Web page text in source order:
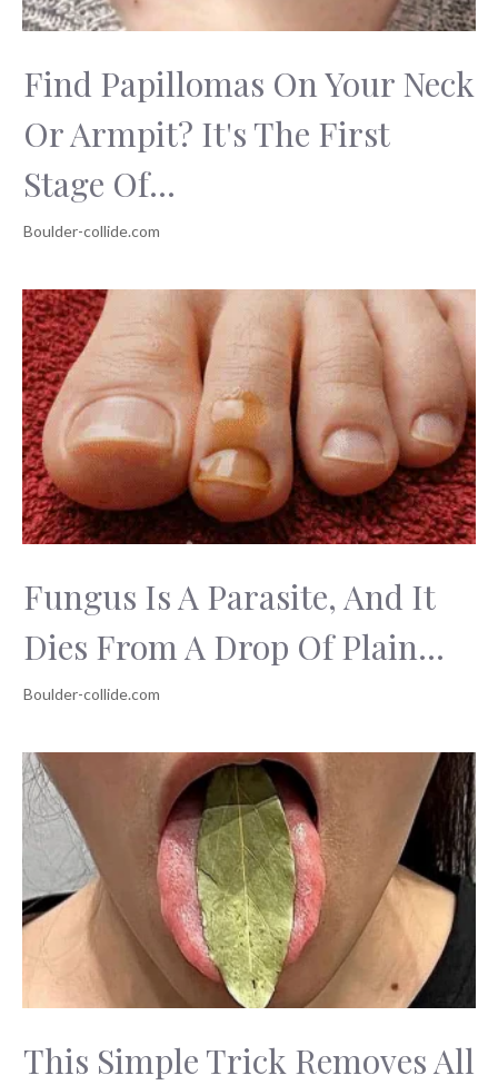
Find Papillomas On Your Neck
Or Armpit? It's The First
Stage Of...
Fungus Is A Parasite, And It
Dies From A Drop Of Plain...
This Simple Trick Removes All